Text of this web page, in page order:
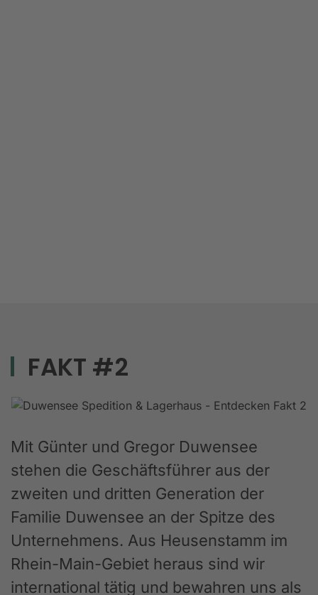
FAKT #2
Mit Günter und Gregor Duwensee
stehen die Geschäftsführer aus der
zweiten und dritten Generation der
Familie Duwensee an der Spitze des
Unternehmens. Aus Heusenstamm im
Rhein-Main-Gebiet heraus sind wir
international tätig und bewahren uns als